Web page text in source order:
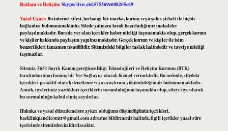
Reklam ve İletişim:Skype: live:.cid.575569c608265c69
Yasal Uyarı:Bu internet sitesi, herhangi bir marka, kurum veya şahıs şirketi ile hiçbir
bağlantısı bulunmamaktadır. Sitede yalnızca kendi hazırladığımız makaleler
paylaşılmaktadır. Burada yer alan içerikler haber niteliği taşımamakta olup, gerçek kurum
ve kişiler hakkında paylaşım yapılmamaktadır. Gerçek kurum ve kişiler ile isim
benzerlikleri tamamen tesadüfidir. Sitemizdeki bilgiler taslak halindedir ve tavsiye niteliği
taşımazlar.
Sitemiz, 5651 Sayılı Kanun gereğince Bilgi Teknolojileri ve İletişim Kurumu (BTK)
tarafından onaylanmış bir Yer Sağlayıcı olarak hizmet vermektedir. Bu nedenle, sitedeki
içerikleri proaktif olarak denetleme veya araştırma yükümlülüğümüz bulunmamaktadır.
Ancak, üyelerimiz yazdıkları içeriklerin sorumluluğunu taşımakta olup, siteye üye olarak
bu sorumluluğu kabul etmiş sayılırlar.
Hukuka ve yasal düzenlemelere aykırı olduğunu düşündüğünüz içerikleri,
backlinkpanelicomtr@gmail.comadresine bildirmeniz halinde, ilgili içerikler yasal süre
içerisinde sitemizden kaldırılacaktır.